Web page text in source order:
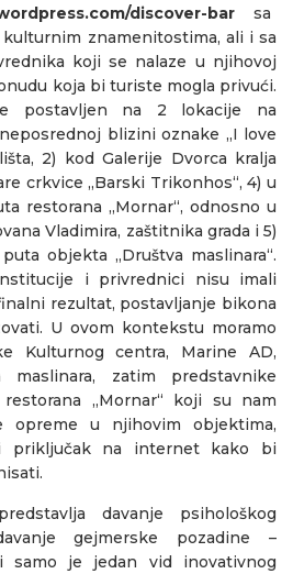
discover-bar
sa
znamenitostima, ali i sa
koji se nalaze u njihovoj
koja bi turiste mogla privući.
postavljen na 2 lokacije na
blizini oznake „I love
2) kod Galerije Dvorca kralja
crkvice „Barski Trikonhos“, 4) u
restorana „Mornar“, odnosno u
Vladimira, zaštitnika grada i 5)
objekta „Društva maslinara“.
i privrednici nisu imali
rezultat, postavljanje bikona
U ovom kontekstu moramo
Kulturnog centra, Marine AD,
maslinara, zatim predstavnike
restorana „Mornar“ koji su nam
opreme u njihovim objektima,
priključak na internet kako bi
davanje psihološkog
gejmerske pozadine –
samo je jedan vid inovativnog